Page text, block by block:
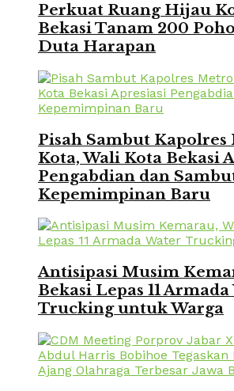
Perkuat Ruang Hijau
Bekasi Tanam 200
Duta Harapan
Pisah Sambut
Kota, Wali Kota Bekasi
Pengabdian dan
Kepemimpinan Baru
Antisipasi Musim
Bekasi Lepas 11
Trucking untuk Warga